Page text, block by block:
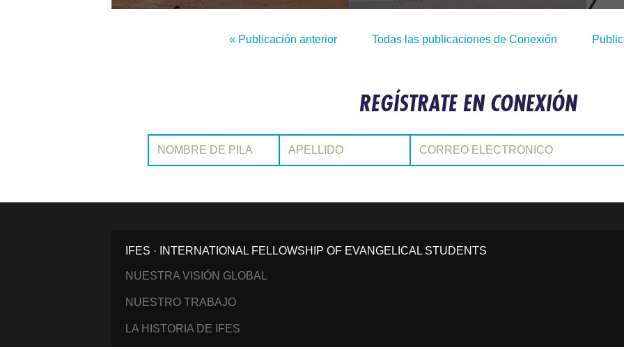
« Publicación anterior Todas las publicaciones de Conexión
REGÍSTRATE EN CONEXIÓN
Nombre de pila: Apellido: Correo electrónico:
IFES · INTERNATIONAL FELLOWSHIP OF EVANGELICAL STUDENTS
NUESTRA VISIÓN GLOBAL
NUESTRO TRABAJO
LA HISTORIA DE IFES